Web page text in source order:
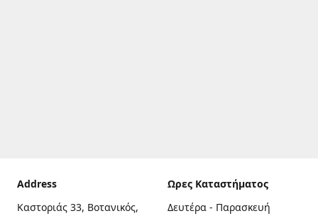
Address
Καστοριάς 33, Βοτανικός,
Ωρες Καταστήματος
Δευτέρα - Παρασκευή